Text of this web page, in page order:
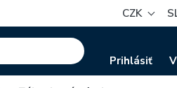
CZK
Prihlásiť